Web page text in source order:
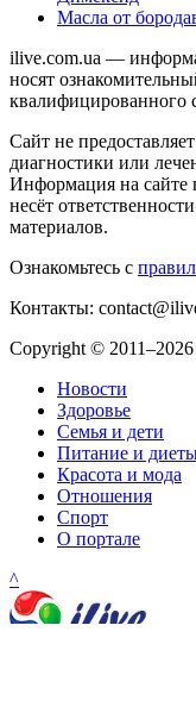
Масла от
ilive.com.ua —
носят
квалифицированного
Сайт не
диагностики или
Информация на сайте
несёт
материалов.
Ознакомьтесь с
Контакты:
Copyright ©
Новости
Здоровье
Семья и дети
Питание и
Красота и мода
Отношения
Спорт
О портале
^